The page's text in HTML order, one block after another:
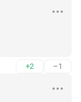
+2 –1